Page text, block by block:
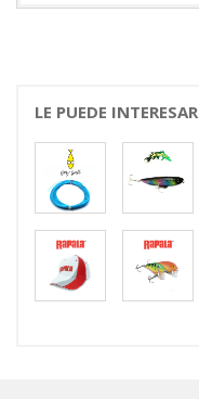
LE PUEDE INTERESAR